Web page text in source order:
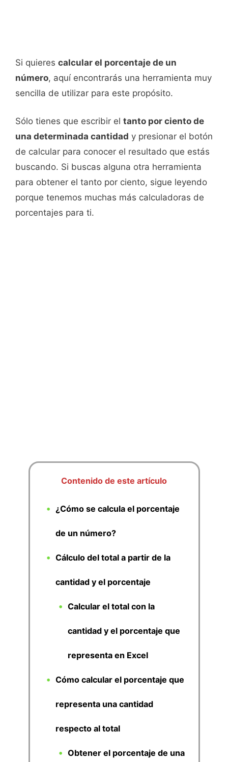
Si quieres calcular el porcentaje de un
número, aquí encontrarás una herramienta muy
sencilla de utilizar para este propósito.
Sólo tienes que escribir el tanto por ciento de
una determinada cantidad y presionar el botón
de calcular para conocer el resultado que estás
buscando. Si buscas alguna otra herramienta
para obtener el tanto por ciento, sigue leyendo
porque tenemos muchas más calculadoras de
porcentajes para ti.
Contenido de este artículo
¿Cómo se calcula el porcentaje
de un número?
Cálculo del total a partir de la
cantidad y el porcentaje
Calcular el total con la
cantidad y el porcentaje que
representa en Excel
Cómo calcular el porcentaje que
representa una cantidad
respecto al total
Obtener el porcentaje de una